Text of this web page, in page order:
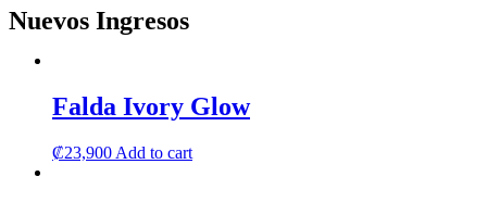
Nuevos Ingresos
Falda Ivory Glow
₡23,900 Add to cart